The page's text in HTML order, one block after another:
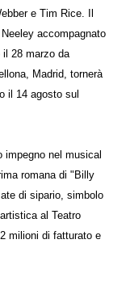
e Tim Rice. Il
accompagnato
il 28 marzo da
Madrid, tornerà
il 14 agosto sul
impegno nel musical
romana di "Billy
di sipario, simbolo
al Teatro
milioni di fatturato e